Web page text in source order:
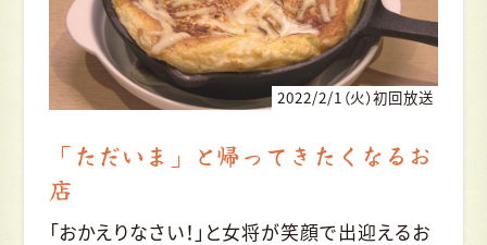
2022/2/1（火）初回放送
「ただいま」と帰ってきたくなるお
店
「おかえりなさい！」と女将が笑顔で出迎えるお